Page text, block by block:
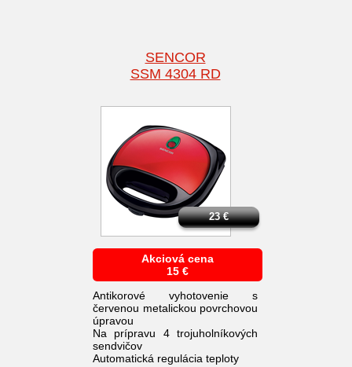
SENCOR
SSM 4304 RD
Akciová cena
15 €
Antikorové vyhotovenie s
červenou metalickou povrchovou
úpravou
Na prípravu 4 trojuholníkových
sendvičov
Automatická regulácia teploty
23€